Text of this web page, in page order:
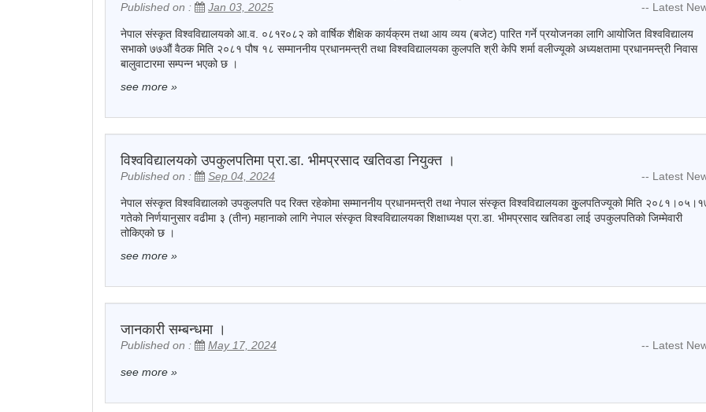
Published on : Jan 03, 2025 -- Latest
नेपाल संस्कृत विश्वविद्यालयको आ.व. ०८१र०८२ को वार्षिक शैक्षिक कार्यक्रम तथा आय व्यय (बजेट) पारित गर्ने प्रयोजनका लागि आयोजित विश्वविद्यालय
सभाको ७७औं वैठक मिति २०८१ पौष १८ सम्माननीय प्रधानमन्त्री तथा विश्वविद्यालयका कुलपति श्री केपि शर्मा वलीज्यूको अध्यक्षतामा प्रधानमन्त्री निवास
बालुवाटारमा सम्पन्न भएको छ ।
see more »
विश्वविद्यालयको उपकुलपतिमा प्रा.डा. भीमप्रसाद खतिवडा नियुक्त ।
Published on : Sep 04, 2024 -- Latest
नेपाल संस्कृत विश्वविद्यालको उपकुलपति पद रिक्त रहेकोमा सम्माननीय प्रधानमन्त्री तथा नेपाल संस्कृत विश्वविद्यालयका कुुलपतिज्यूको मिति
गतेको निर्णयानुसार वढीमा ३ (तीन) महानाको लागि नेपाल संस्कृत विश्वविद्यालयका शिक्षाध्यक्ष प्रा.डा. भीमप्रसाद खतिवडा लाई उपकुलपतिको जिम्मेवारी
तोकिएको छ ।
see more »
जानकारी सम्बन्धमा ।
Published on : May 17, 2024 -- Latest
see more »